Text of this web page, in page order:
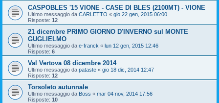
CASPOBLES '15 VIONE - CASE DI BLES (2100MT) - VIONE
Ultimo messaggio da CARLETTO « gio 22 gen, 2015 06:00
Risposte: 12
21 dicembre PRIMO GIORNO D'INVERNO sul MONTE
GUGLIELMO
Ultimo messaggio da e-franck « lun 12 gen, 2015 12:46
Risposte: 6
Val Vertova 08 dicembre 2014
Ultimo messaggio da pataste « gio 18 dic, 2014 12:47
Risposte: 12
Torsoleto autunnale
Ultimo messaggio da Boss « mar 04 nov, 2014 17:56
Risposte: 10